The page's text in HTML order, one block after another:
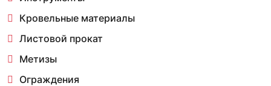
Кровельные материалы
Листовой прокат
Метизы
Ограждения